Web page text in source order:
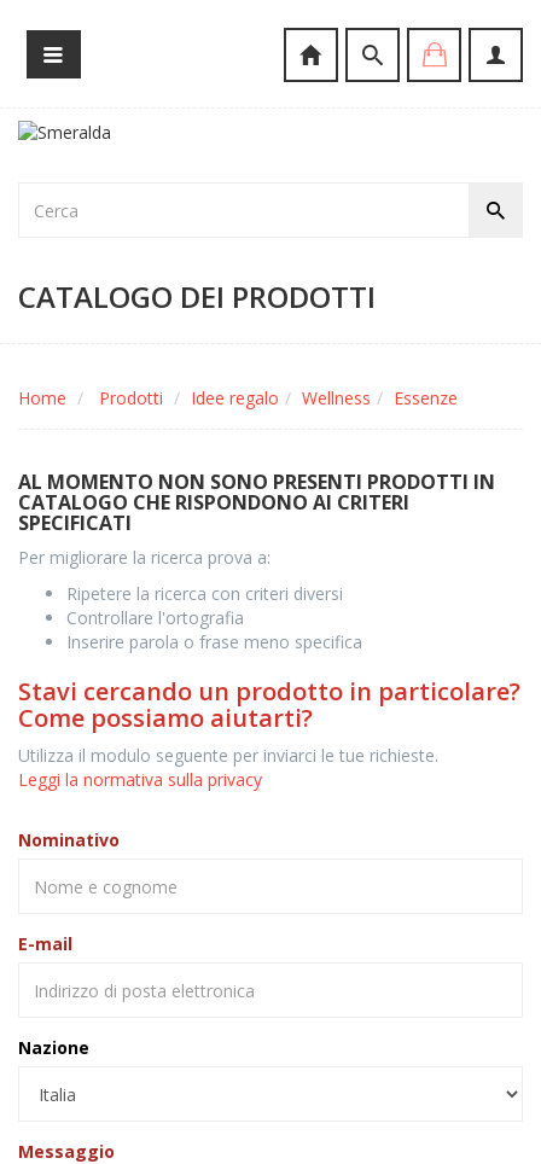
CATALOGO DEI PRODOTTI
Home Prodotti Idee regalo Wellness Essenze
AL MOMENTO NON SONO PRESENTI PRODOTTI IN
CATALOGO CHE RISPONDONO AI CRITERI
SPECIFICATI
Per migliorare la ricerca prova a:
Ripetere la ricerca con criteri diversi
Controllare l'ortografia
Inserire parola o frase meno specifica
Stavi cercando un prodotto in particolare?
Come possiamo aiutarti?
Utilizza il modulo seguente per inviarci le tue richieste.
Leggi la normativa sulla privacy
Nominativo
E-mail
Nazione
Messaggio